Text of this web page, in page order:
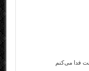
فدا می‌کنم